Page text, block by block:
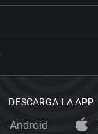
DESCARGA LA APP
Android